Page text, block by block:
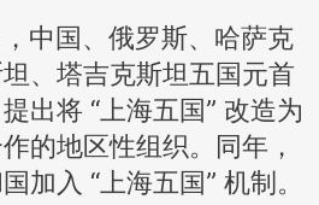
中国、俄罗斯、哈萨克
、塔吉克斯坦五国元首
出将 “上海五国” 改造为
的地区性组织。同年，
加入 “上海五国” 机制。